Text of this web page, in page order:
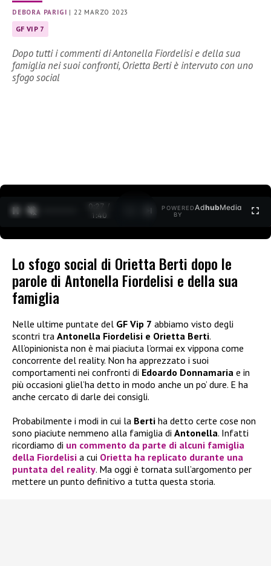
DEBORA PARIGI | 22 MARZO 2023
GF VIP 7
Dopo tutti i commenti di Antonella Fiordelisi e della sua
famiglia nei suoi confronti, Orietta Berti è intervuto con uno
sfogo social
0:28 /
1:40
POWERED
BY
AdhubMedia
Lo sfogo social di Orietta Berti dopo le
parole di Antonella Fiordelisi e della sua
famiglia
Nelle ultime puntate del GF Vip 7 abbiamo visto degli
scontri tra Antonella Fiordelisi e Orietta Berti.
All’opinionista non è mai piaciuta l’ormai ex vippona come
concorrente del reality. Non ha apprezzato i suoi
comportamenti nei confronti di Edoardo Donnamaria e in
più occasioni gliel’ha detto in modo anche un po’ dure. E ha
anche cercato di darle dei consigli.
Probabilmente i modi in cui la Berti ha detto certe cose non
sono piaciute nemmeno alla famiglia di Antonella. Infatti
ricordiamo di un commento da parte di alcuni famiglia
della Fiordelisi a cui Orietta ha replicato durante una
puntata del reality. Ma oggi è tornata sull’argomento per
mettere un punto definitivo a tutta questa storia.